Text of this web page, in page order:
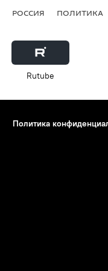
РОССИЯ ПОЛИТИКА
Rutube
Политика